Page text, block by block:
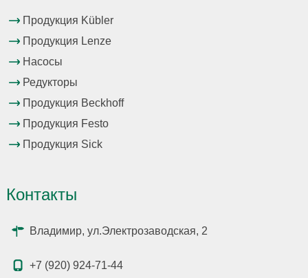
Продукция Kübler
Продукция Lenze
Насосы
Редукторы
Продукция Beckhoff
Продукция Festo
Продукция Sick
Контакты
Владимир, ул.Электрозаводская, 2
+7 (920) 924-71-44